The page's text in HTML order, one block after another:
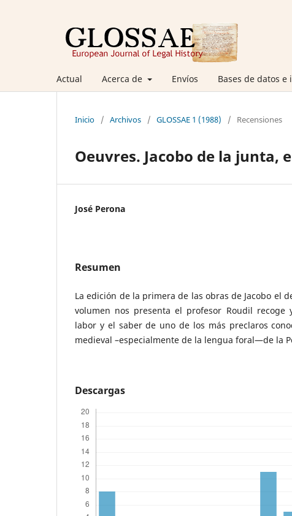
Actual Acerca de Envíos Bases de datos
Inicio / Archivos / GLOSSAE 1 (1988) / Recensiones
Oeuvres. Jacobo de la junta,
José Perona
Resumen
La edición de la primera de las obras de Jacobo el
volumen nos presenta el profesor Roudil recoge
labor y el saber de uno de los más preclaros
medieval –especialmente de la lengua foral—de la
Descargas